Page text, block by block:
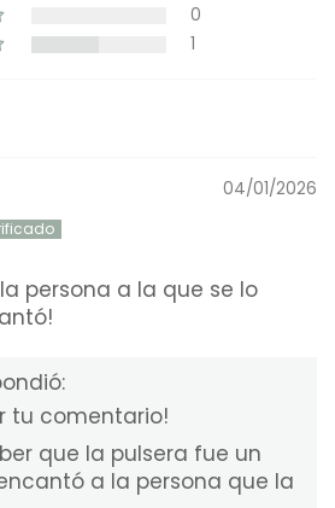
0
1
04/01/2026
persona a la que se lo
tu comentario!
que la pulsera fue un
a la persona que la